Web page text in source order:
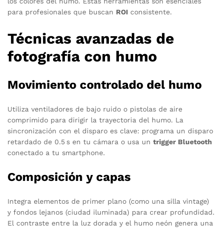
para profesionales que buscan ROI consistente.
Técnicas avanzadas de
fotografía con humo
Movimiento controlado del humo
Utiliza ventiladores de bajo ruido o pistolas de aire
comprimido para dirigir la trayectoria del humo. La
sincronización con el disparo es clave: programa un disparo
retardado de 0.5 s en tu cámara o usa un trigger Bluetooth
conectado a tu smartphone.
Composición y capas
Integra elementos de primer plano (como una silla vintage)
y fondos lejanos (ciudad iluminada) para crear profundidad.
El contraste entre la luz dorada y el humo neón genera una